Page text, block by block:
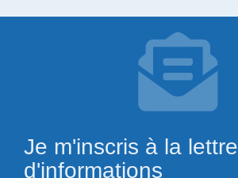
Je m'inscris à la lettre
d'informations